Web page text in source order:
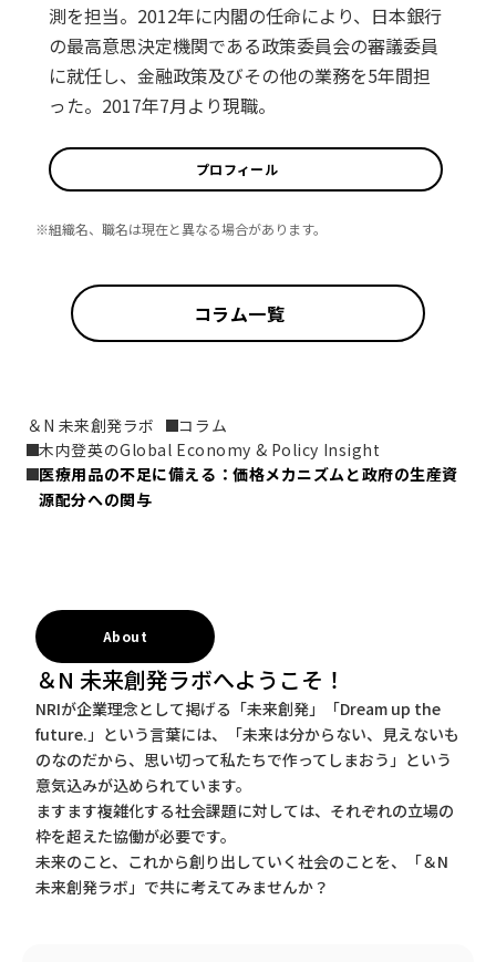
測を担当。2012年に内閣の任命により、日本銀行
の最高意思決定機関である政策委員会の審議委員
に就任し、金融政策及びその他の業務を5年間担
った。2017年7月より現職。
プロフィール
※組織名、職名は現在と異なる場合があります。
コラム一覧
＆N 未来創発ラボ
コラム
木内登英のGlobal Economy & Policy Insight
医療用品の不足に備える：価格メカニズムと政府の生産資
源配分への関与
About
＆N 未来創発ラボへようこそ！
NRIが企業理念として掲げる「未来創発」「Dream up the
future.」という言葉には、「未来は分からない、見えないも
のなのだから、思い切って私たちで作ってしまおう」という
意気込みが込められています。
ますます複雑化する社会課題に対しては、それぞれの立場の
枠を超えた協働が必要です。
未来のこと、これから創り出していく社会のことを、「＆N
未来創発ラボ」で共に考えてみませんか？